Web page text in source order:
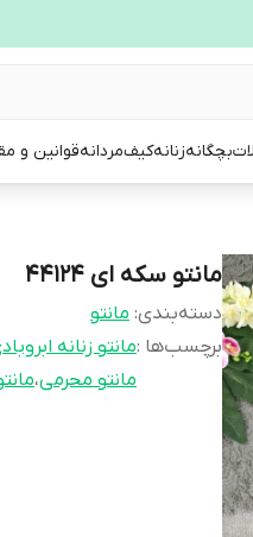
بچگانهزنانهکیفمردانهقوانین و
مانتو سکه ای 44124
دسته‌بندی: مانتو
برچسب‌ها :مانتو زنانه
مانتو محرمی،